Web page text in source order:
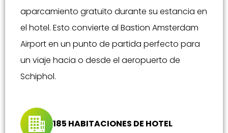
aparcamiento gratuito durante su estancia en
el hotel. Esto convierte al Bastion Amsterdam
Airport en un punto de partida perfecto para
un viaje hacia o desde el aeropuerto de
Schiphol.
185 HABITACIONES DE HOTEL